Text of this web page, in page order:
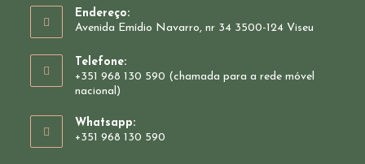
Endereço:
Avenida Emídio Navarro, nr 34 3500-124 Viseu
Telefone:
+351 968 130 590 (chamada para a rede móvel
nacional)
Whatsapp:
+351 968 130 590